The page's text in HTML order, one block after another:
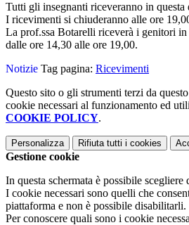
Tutti gli insegnanti riceveranno in questa
I ricevimenti si chiuderanno alle ore
La prof.ssa Botarelli riceverà i genitori
dalle ore 14,30 alle ore 19,00.
Notizie Tag pagina: Ricevimenti
Questo sito o gli strumenti terzi da
cookie necessari al funzionamento ed
COOKIE POLICY.
Personalizza Rifiuta tutti i cookies
Gestione cookie
In questa schermata è possibile
I cookie necessari sono quelli che
piattaforma e non è possibile disabilitarli.
Per conoscere quali sono i cookie